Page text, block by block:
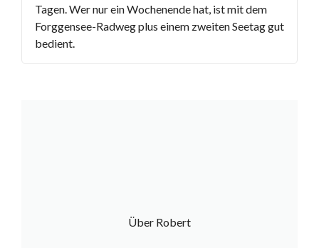
Tagen. Wer nur ein Wochenende hat, ist mit dem
Forggensee-Radweg plus einem zweiten Seetag gut
bedient.
Über Robert